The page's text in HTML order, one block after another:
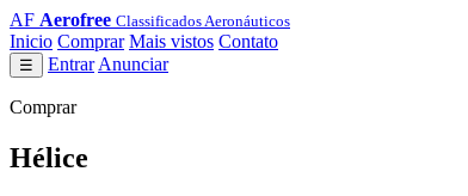
AF Aerofree Classificados Aeronáuticos
Inicio Comprar Mais vistos Contato
☰ Entrar Anunciar
Comprar
Hélice